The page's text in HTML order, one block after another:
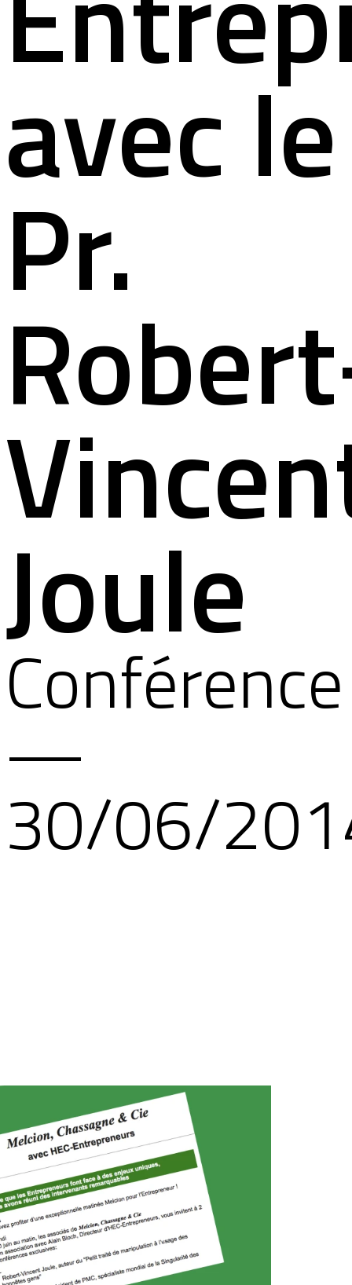
avec le
Pr.
Joule
Conférence
—
30/06/